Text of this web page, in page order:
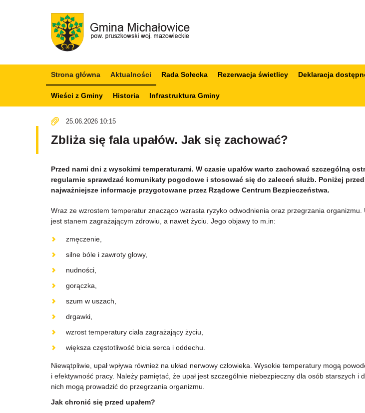
Strona główna Aktualności Rada Sołecka Rezerwacja świetlicy Deklaracja
Wieści z Gminy Historia Infrastruktura Gminy
25.06.2026 10:15
Zbliża się fala upałów. Jak się zachować?
Przed nami dni z wysokimi temperaturami. W czasie upałów warto zachować szczególną
regularnie sprawdzać komunikaty pogodowe i stosować się do zaleceń służb. Poniżej
najważniejsze informacje przygotowane przez Rządowe Centrum Bezpieczeństwa.
Wraz ze wzrostem temperatur znacząco wzrasta ryzyko odwodnienia oraz przegrzania
jest stanem zagrażającym zdrowiu, a nawet życiu. Jego objawy to m.in:
zmęczenie,
silne bóle i zawroty głowy,
nudności,
gorączka,
szum w uszach,
drgawki,
wzrost temperatury ciała zagrażający życiu,
większa częstotliwość bicia serca i oddechu.
Niewątpliwie, upał wpływa również na układ nerwowy człowieka. Wysokie temperatury mogą
i efektywność pracy. Należy pamiętać, że upał jest szczególnie niebezpieczny dla osób starszych
nich mogą prowadzić do przegrzania organizmu.
Jak chronić się przed upałem?